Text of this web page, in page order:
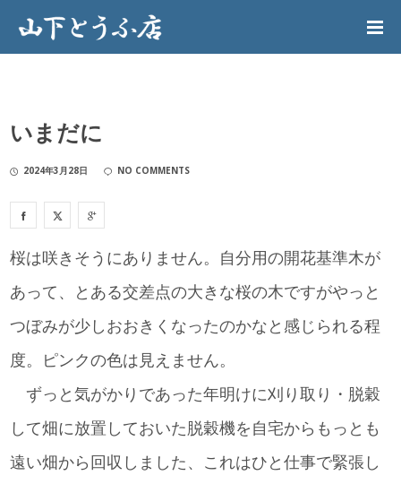
いまだに
2024年3月28日 NO COMMENTS
桜は咲きそうにありません。自分用の開花基準木が
あって、とある交差点の大きな桜の木ですがやっと
つぼみが少しおおきくなったのかなと感じられる程
度。ピンクの色は見えません。
ずっと気がかりであった年明けに刈り取り・脱穀
して畑に放置しておいた脱穀機を自宅からもっとも
遠い畑から回収しました、これはひと仕事で緊張し